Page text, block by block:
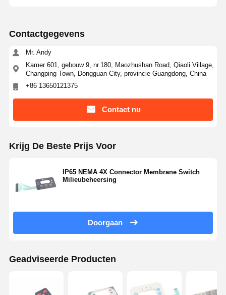
Contactgegevens
Mr. Andy
Kamer 601, gebouw 9, nr.180, Maozhushan Road, Qiaoli Village,
Changping Town, Dongguan City, provincie Guangdong, China
+86 13650121375
Contact nu
Krijg De Beste Prijs Voor
IP65 NEMA 4X Connector Membrane Switch
Milieubeheersing
Doorgaan
Geadviseerde Producten